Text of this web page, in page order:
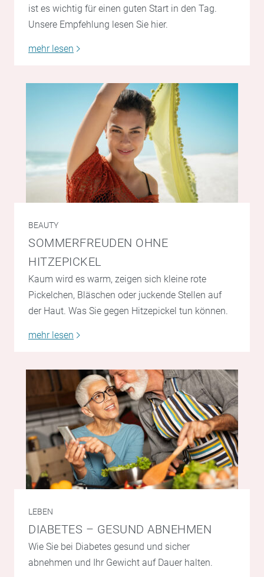
ist es wichtig für einen guten Start in den Tag.
Unsere Empfehlung lesen Sie hier.
mehr lesen
BEAUTY
SOMMERFREUDEN OHNE
HITZEPICKEL
Kaum wird es warm, zeigen sich kleine rote
Pickelchen, Bläschen oder juckende Stellen auf
der Haut. Was Sie gegen Hitzepickel tun können.
mehr lesen
LEBEN
DIABETES – GESUND ABNEHMEN
Wie Sie bei Diabetes gesund und sicher
abnehmen und Ihr Gewicht auf Dauer halten.